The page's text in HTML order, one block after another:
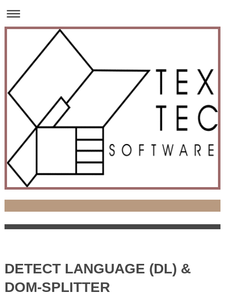
DETECT LANGUAGE (DL) &
DOM-SPLITTER